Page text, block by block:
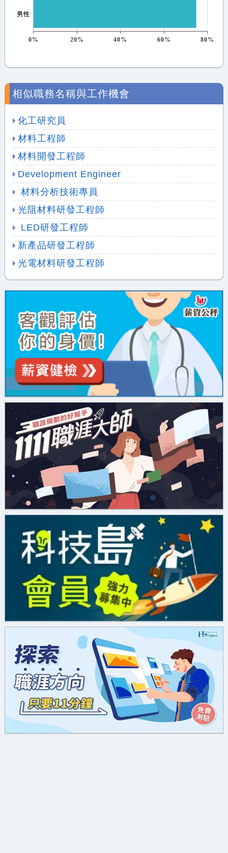
男性
0% 20% 40% 60% 80%
相似職務名稱與工作機會
化工研究員
材料工程師
材料開發工程師
Development Engineer
材料分析技術專員
光阻材料研發工程師
LED研發工程師
新產品研發工程師
光電材料研發工程師